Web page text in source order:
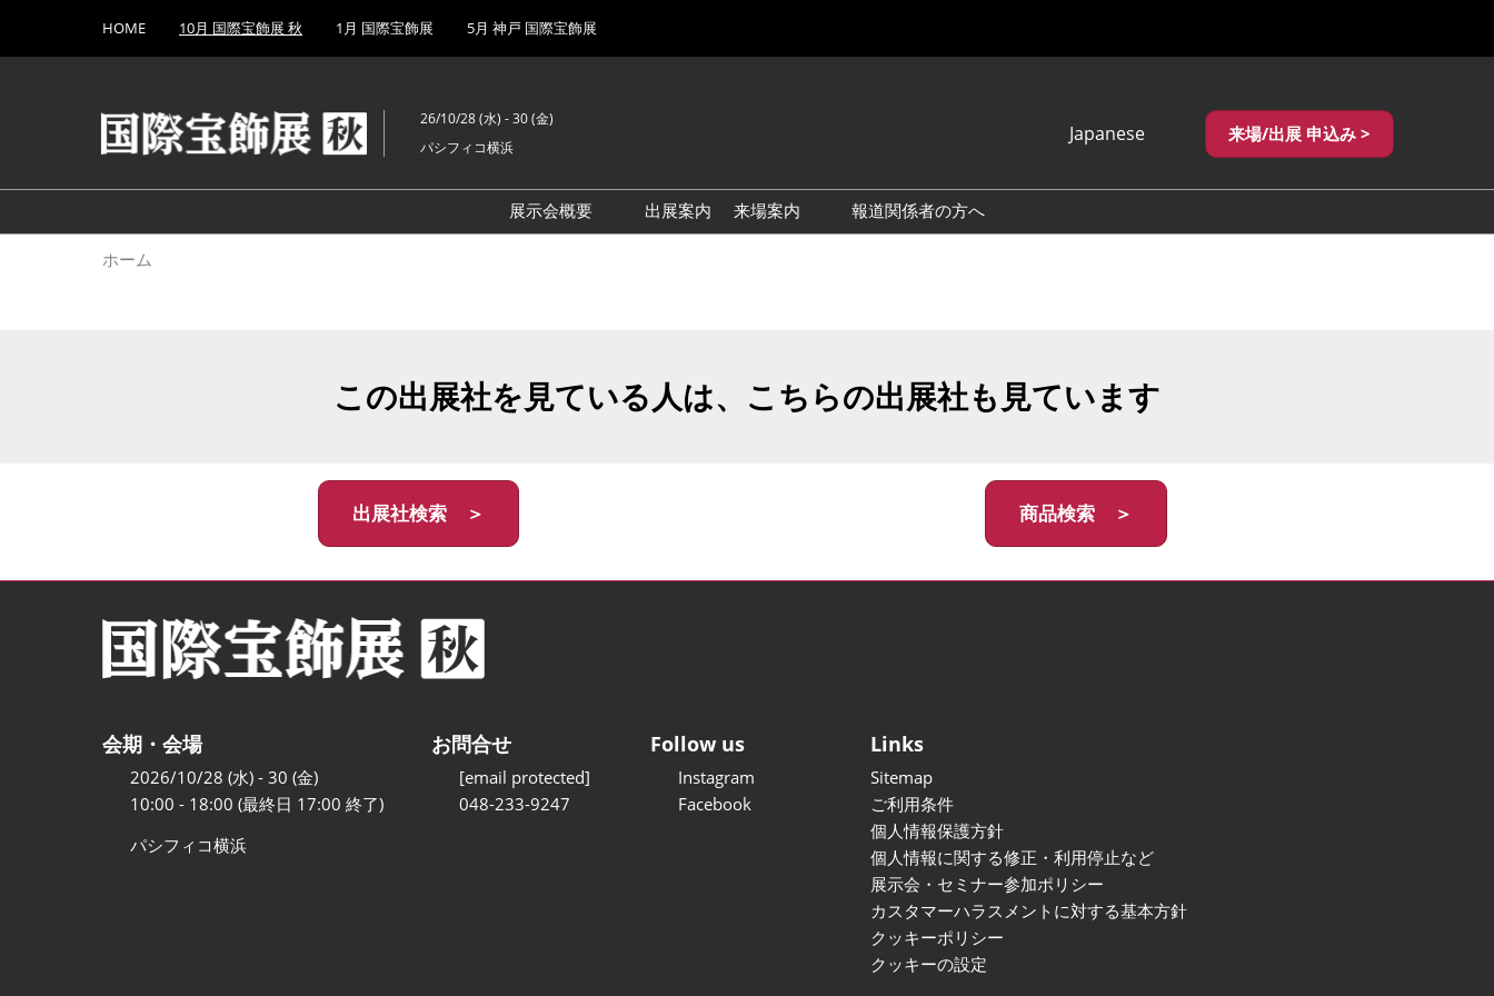
キ
し
て
to
HOME 10月 国際宝飾展 秋 1月 国際宝飾展 5月 神戸 国際宝飾展
26/10/28 (水) - 30 (金)
パシフィコ横浜
Japanese
繁體中文
来場/出展 申込み >
展示会概要
出展案内
来場案内
報道関係者の方へ
ホーム
この出展社を見ている人は、こちらの出展社も見ています
出展社検索 ＞ 商品検索 ＞
会期・会場
2026/10/28 (水) - 30 (金)
10:00 - 18:00 (最終日 17:00 終了)
パシフィコ横浜
お問合せ
[email protected]
048-233-9247
Follow us
Instagram
Facebook
Links
Sitemap
ご利用条件
個人情報保護方針
個人情報に関する修正・利用停止など
展示会・セミナー参加ポリシー
カスタマーハラスメントに対する基本方針
クッキーポリシー
クッキーの設定